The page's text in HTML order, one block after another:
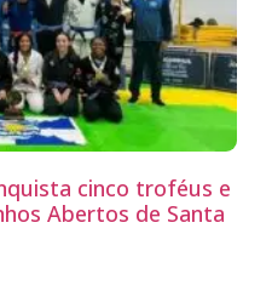
cinco troféus e
Abertos de Santa